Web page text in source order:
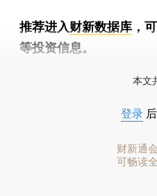
推荐进入财新数据库 ，
等投资信息。
本文
登录
财新通
可畅读